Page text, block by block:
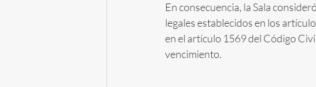
En consecuencia, la Sala
legales establecidos en los
en el artículo 1569 del Código
vencimiento.